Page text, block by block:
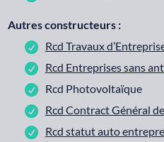
Autres constructeurs :
Rcd Travaux
Rcd Entreprises sans
Rcd Photovoltaïque
Rcd Contract Général
Rcd statut auto